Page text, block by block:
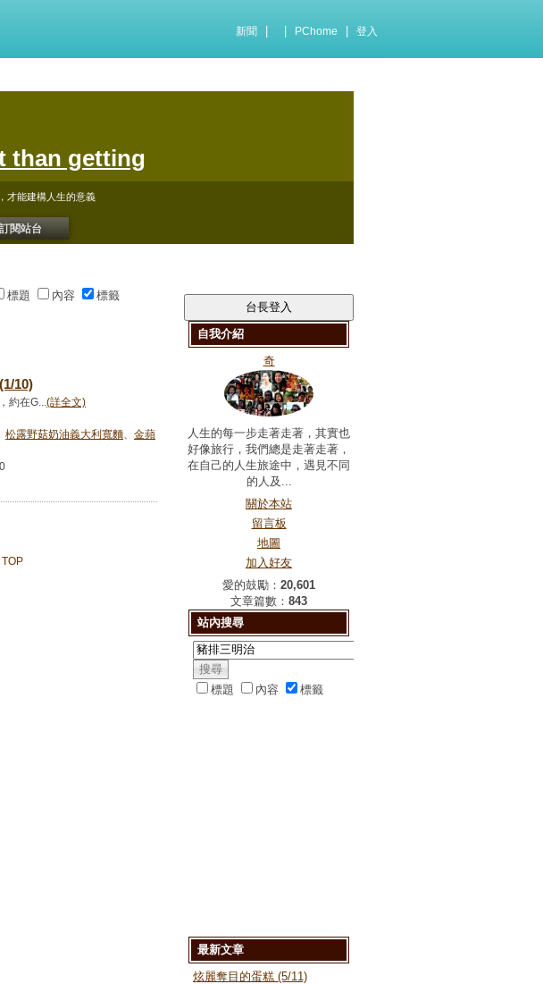
新聞 PChome 登入
than getting
才能建構人生的意義
訂閱站台
標題 內容 標籤
10)
約在G...(詳全文)
松露野菇奶油義大利寬麵、 金蘋
自我介紹
奇
人生的每一步走著走著，其實也
好像旅行，我們總是走著走著，
在自己的人生旅途中，遇見不同
的人及...
關於本站
留言板
地圖
加入好友
愛的鼓勵： 20,601
文章篇數： 843
站內搜尋
標題 內容 標籤
最新文章
炫麗奪目的蛋糕 (5/11)